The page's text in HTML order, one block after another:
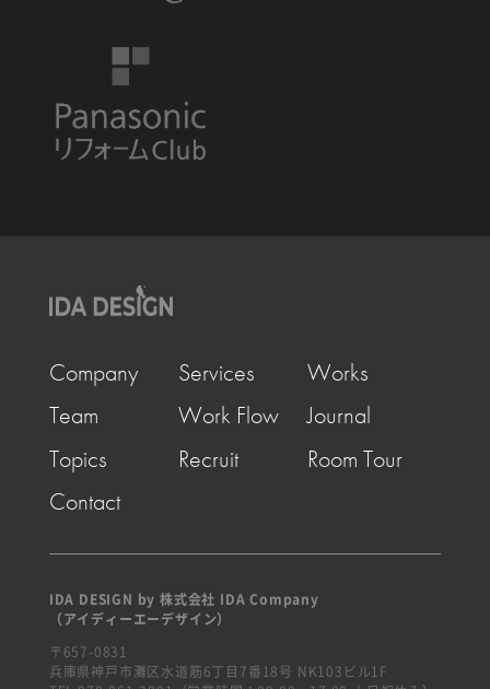
Company Services
Works
Team
Work Flow
Journal
Topics
Recruit
Room Tour
Contact
IDA DESIGN by 株式会社 IDA Company
（アイディーエーデザイン）
〒657-0831
兵庫県神戸市灘区水道筋6丁目7番18号 NK103ビル1F